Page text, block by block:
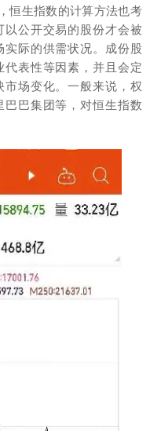
恒生指数的计算方法也考
公开交易的股份才会被
际的供需状况。成份股
表性等因素，并且会定
场变化。一般来说，权
巴集团等，对恒生指数